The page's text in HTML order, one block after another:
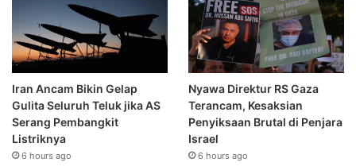
Iran Ancam Bikin Gelap
Gulita Seluruh Teluk jika AS
Serang Pembangkit
Listriknya
6 hours ago
Nyawa Direktur RS Gaza
Terancam, Kesaksian
Penyiksaan Brutal di Penjara
Israel
6 hours ago